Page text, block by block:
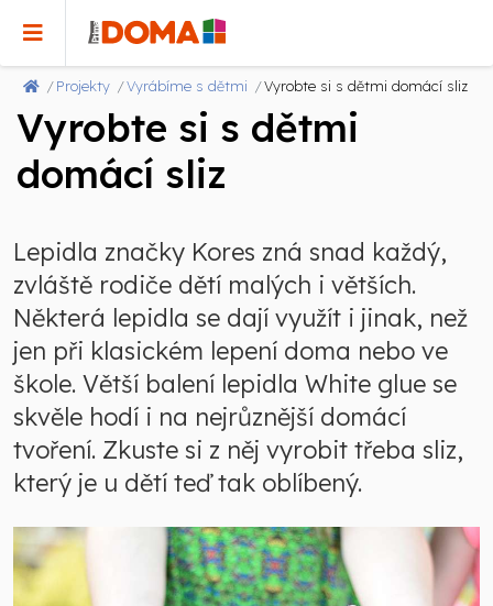
Projekty Vyrábíme s dětmi Vyrobte si s dětmi domácí sliz
Vyrobte si s dětmi
domácí sliz
Lepidla značky Kores zná snad každý,
zvláště rodiče dětí malých i větších.
Některá lepidla se dají využít i jinak, než
jen při klasickém lepení doma nebo ve
škole. Větší balení lepidla White glue se
skvěle hodí i na nejrůznější domácí
tvoření. Zkuste si z něj vyrobit třeba sliz,
který je u dětí teď tak oblíbený.